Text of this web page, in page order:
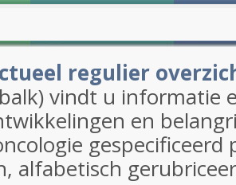
regulier
vindt u informatie
en
gespecificeerd
alfabetisch